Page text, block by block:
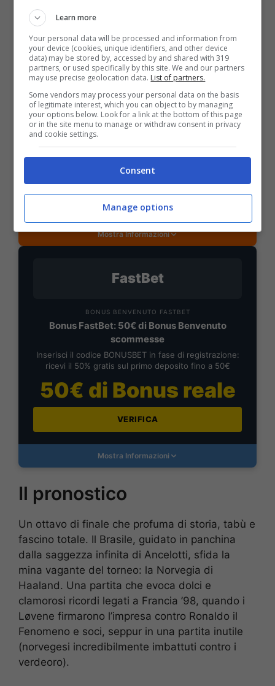
DAZNBet
BONUS DAZNBET: 200€ REAL BONUS
Benvenuto Sport 50% fino a 50€ + 150€
Su DaznBet ricevi: 50% fino a 50€ sul primo
200€
VERIFICA
Mostra Informazioni
FastBet
BONUS BENVENUTO FASTBET
Bonus FastBet: 50€ di Bonus Benvenuto
scommesse
Inserisci il codice BONUSBET in fase di registrazione:
ricevi il 50% gratis sul primo deposito fino a 50€
50€ di Bonus reale
VERIFICA
Mostra Informazioni
Il pronostico
Un ottavo di finale che profuma di storia, tabù e
fascino totale. Il Brasile, guidato in panchina
dalla saggezza infinita di Ancelotti, sfida la
mina vagante del torneo: la Norvegia di
Haaland. Una partita che evoca dolci e
clamorosi ricordi legati a Francia ’98, quando i
Løvene firmarono l’impresa contro Ronaldo il
Fenomeno e soci, seppur in una partita inutile
(norvegesi incredibilmente imbattuti contro i
verdeoro).
Learn more
Your personal data will be processed and information from
your device (cookies, unique identifiers, and other device
data) may be stored by, accessed by and shared with 319
partners, or used specifically by this site. We and our partners
may use precise geolocation data. List of partners.
Some vendors may process your personal data on the basis
of legitimate interest, which you can object to by managing
your options below. Look for a link at the bottom of this page
or in the site menu to manage or withdraw consent in privacy
and cookie settings.
Consent
Manage options